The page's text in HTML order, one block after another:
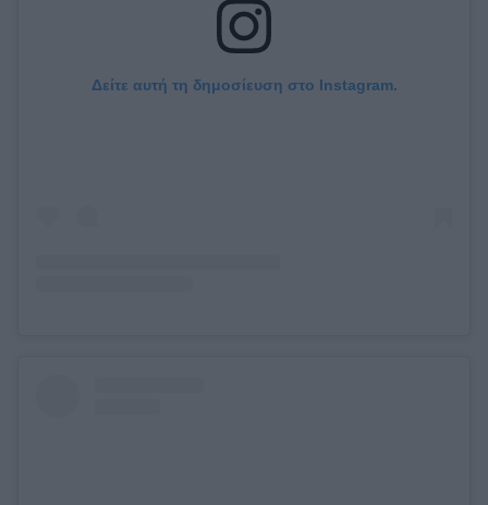
Δείτε αυτή τη δημοσίευση στο Instagram.